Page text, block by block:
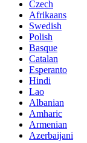
Czech
Afrikaans
Swedish
Polish
Basque
Catalan
Esperanto
Hindi
Lao
Albanian
Amharic
Armenian
Azerbaijani